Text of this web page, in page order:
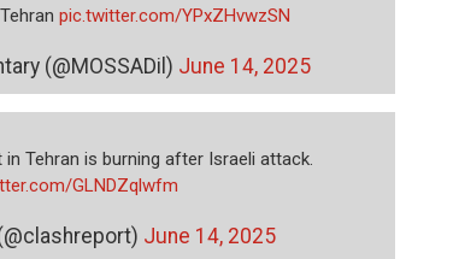
pic.twitter.com/YPxZHvwzSN
(@MOSSADil) June 14, 2025
in Tehran is burning after Israeli attack.
GLNDZqlwfm
June 14, 2025